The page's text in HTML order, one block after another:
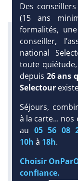
Infos météo :
29 °C
Infos plages :
Dist.
Distance :
< 100 m
2 km
282
Tx:58
Snorkeling :
Détails
Plongée sous-
Excursions :
Détails
Des
(15 ans
formalités,
conseiller,
national
toute
depuis 26 ans
Selectour
Séjours,
à la carte...
au 05 56 08
10h à 18h.
Choisir
confiance.